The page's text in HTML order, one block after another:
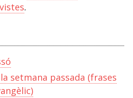
.
setmana passada (frases